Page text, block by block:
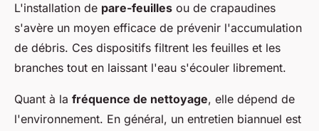
L'installation de pare-feuilles ou de crapaudines
s'avère un moyen efficace de prévenir l'accumulation
de débris. Ces dispositifs filtrent les feuilles et les
branches tout en laissant l'eau s'écouler librement.
Quant à la fréquence de nettoyage, elle dépend de
l'environnement. En général, un entretien biannuel est